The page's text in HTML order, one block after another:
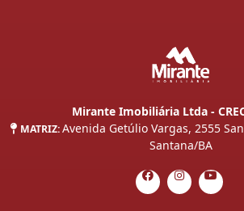
Mirante Imobiliária Ltda -
MATRIZ: Avenida Getúlio Vargas, 2555
Santana/BA